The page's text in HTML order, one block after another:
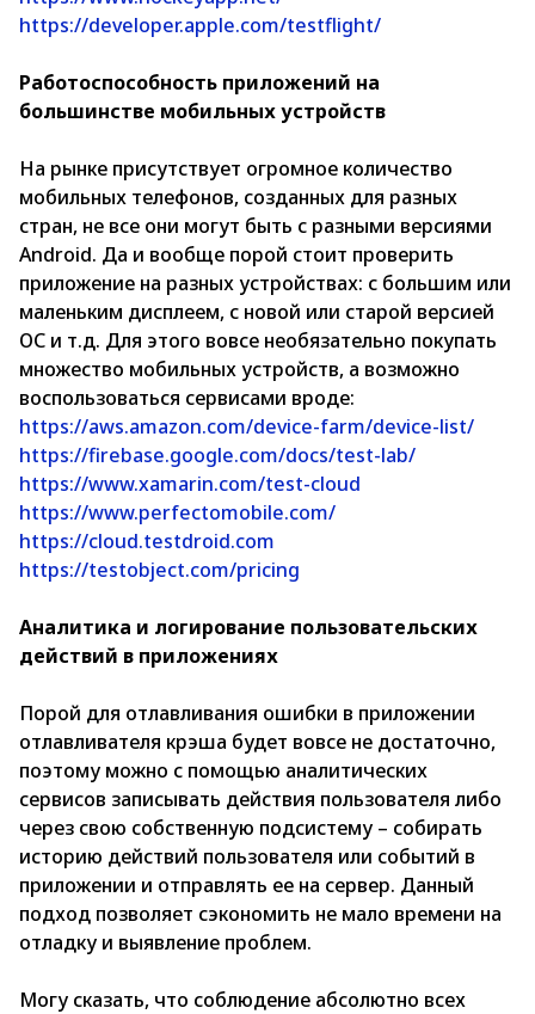
https://developer.apple.com/testflight/
Работоспособность приложений на
большинстве мобильных устройств
На рынке присутствует огромное количество
мобильных телефонов, созданных для разных
стран, не все они могут быть с разными версиями
Android. Да и вообще порой стоит проверить
приложение на разных устройствах: с большим или
маленьким дисплеем, с новой или старой версией
ОС и т.д. Для этого вовсе необязательно покупать
множество мобильных устройств, а возможно
воспользоваться сервисами вроде:
https://aws.amazon.com/device-farm/device-list/
https://firebase.google.com/docs/test-lab/
https://www.xamarin.com/test-cloud
https://www.perfectomobile.com/
https://cloud.testdroid.com
https://testobject.com/pricing
Аналитика и логирование пользовательских
действий в приложениях
Порой для отлавливания ошибки в приложении
отлавливателя крэша будет вовсе не достаточно,
поэтому можно с помощью аналитических
сервисов записывать действия пользователя либо
через свою собственную подсистему – собирать
историю действий пользователя или событий в
приложении и отправлять ее на сервер. Данный
подход позволяет сэкономить не мало времени на
отладку и выявление проблем.
Могу сказать, что соблюдение абсолютно всех